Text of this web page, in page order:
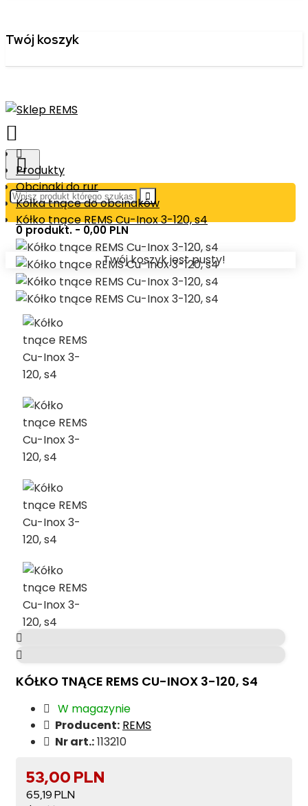
Twój koszyk
0 produkt. - 0,00 PLN
Twój koszyk jest pusty!
Produkty
Obcinaki do rur
Kółka tnące do obcinaków
Kółko tnące REMS Cu-Inox 3-120, s4
KÓŁKO TNĄCE REMS CU-INOX 3-120, S4
W magazynie
Producent: REMS
Nr art.:113210
53,00 PLN
65,19 PLN